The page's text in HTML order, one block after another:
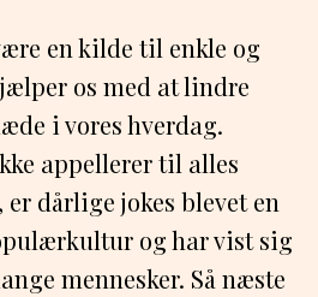
en kilde til enkle og
os med at lindre
i vores hverdag.
appellerer til alles
dårlige jokes blevet en
og har vist sig
mennesker. Så næste